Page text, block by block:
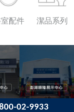
配件 潔品系列
02-9933